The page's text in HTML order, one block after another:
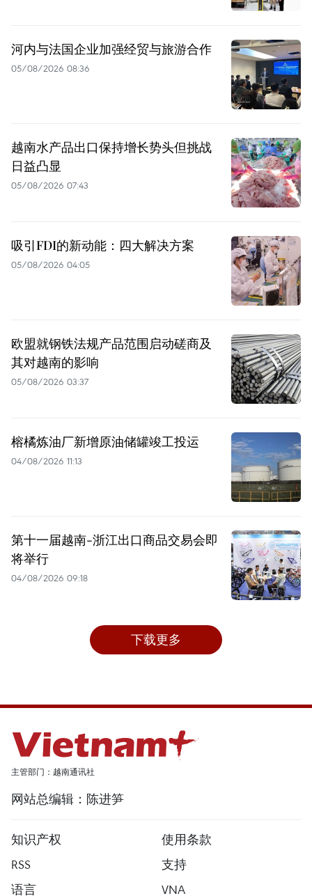
河内与法国企业加强经贸与旅游合作
05/08/2026 08:36
越南水产品出口保持增长势头但挑战
日益凸显
05/08/2026 07:43
吸引FDI的新动能：四大解决方案
05/08/2026 04:05
欧盟就钢铁法规产品范围启动磋商及
其对越南的影响
05/08/2026 03:37
榕橘炼油厂新增原油储罐竣工投运
04/08/2026 11:13
第十一届越南-浙江出口商品交易会即
将举行
04/08/2026 09:18
下载更多
主管部门：越南通讯社
网站总编辑：陈进笋
知识产权
使用条款
RSS
支持
语言
VNA